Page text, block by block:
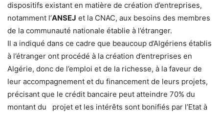
dispositifs existant en matière de création d’entreprises,
notamment l’ANSEJ et la CNAC, aux besoins des membres
de la communauté nationale établie à l’étranger.
Il a indiqué dans ce cadre que beaucoup d’Algériens établis
à l’étranger ont procédé à la création d’entreprises en
Algérie, donc de l’emploi et de la richesse, à la faveur de
leur accompagnement et du financement de leurs projets,
précisant que le crédit bancaire peut atteindre 70% du
montant du projet et les intérêts sont bonifiés par l’Etat à